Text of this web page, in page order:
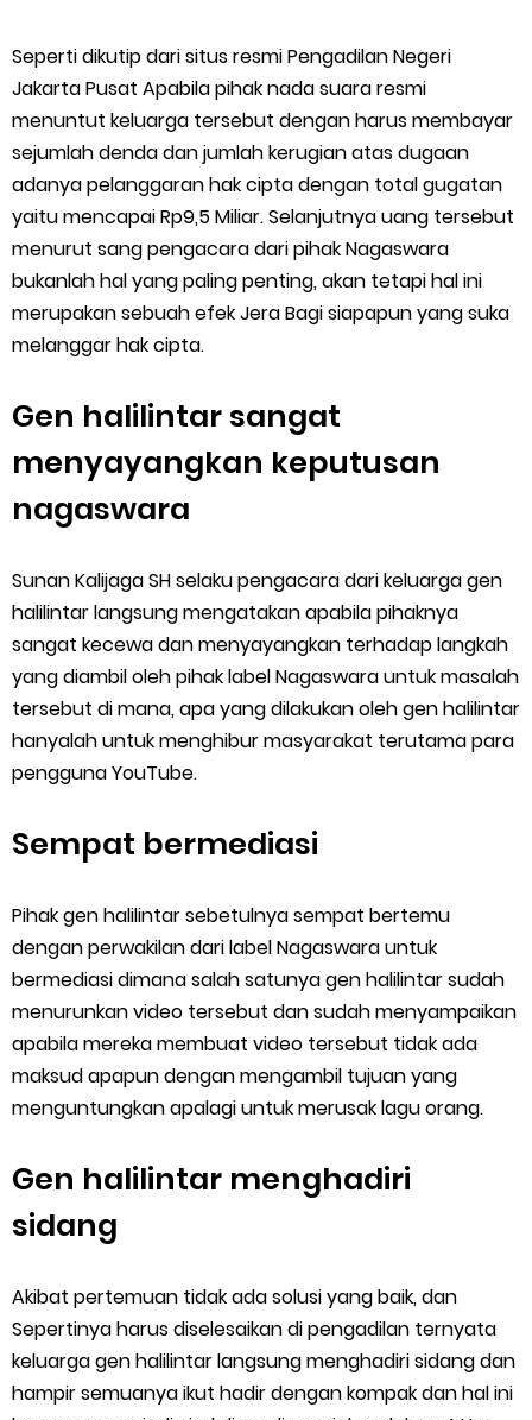
Seperti dikutip dari situs resmi Pengadilan Negeri
Jakarta Pusat Apabila pihak nada suara resmi
menuntut keluarga tersebut dengan harus membayar
sejumlah denda dan jumlah kerugian atas dugaan
adanya pelanggaran hak cipta dengan total gugatan
yaitu mencapai Rp9,5 Miliar. Selanjutnya uang tersebut
menurut sang pengacara dari pihak Nagaswara
bukanlah hal yang paling penting, akan tetapi hal ini
merupakan sebuah efek Jera Bagi siapapun yang suka
melanggar hak cipta.
Gen halilintar sangat
menyayangkan keputusan
nagaswara
Sunan Kalijaga SH selaku pengacara dari keluarga gen
halilintar langsung mengatakan apabila pihaknya
sangat kecewa dan menyayangkan terhadap langkah
yang diambil oleh pihak label Nagaswara untuk masalah
tersebut di mana, apa yang dilakukan oleh gen halilintar
hanyalah untuk menghibur masyarakat terutama para
pengguna YouTube.
Sempat bermediasi
Pihak gen halilintar sebetulnya sempat bertemu
dengan perwakilan dari label Nagaswara untuk
bermediasi dimana salah satunya gen halilintar sudah
menurunkan video tersebut dan sudah menyampaikan
apabila mereka membuat video tersebut tidak ada
maksud apapun dengan mengambil tujuan yang
menguntungkan apalagi untuk merusak lagu orang.
Gen halilintar menghadiri
sidang
Akibat pertemuan tidak ada solusi yang baik, dan
Sepertinya harus diselesaikan di pengadilan ternyata
keluarga gen halilintar langsung menghadiri sidang dan
hampir semuanya ikut hadir dengan kompak dan hal ini